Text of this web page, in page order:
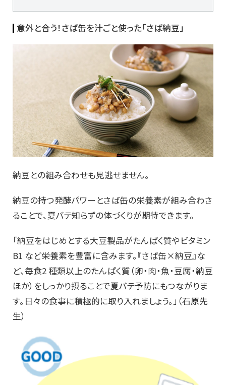
意外と合う！さば缶を汁ごと使った「さば納豆」
納豆との組み合わせも見逃せません。
納豆の持つ発酵パワーとさば缶の栄養素が組み合わさ
ることで、夏バテ知らずの体づくりが期待できます。
「納豆をはじめとする大豆製品がたんぱく質やビタミン
B1 など栄養素を豊富に含みます。『さば缶×納豆』な
ど、毎食2 種類以上のたんぱく質（卵・肉・魚・豆腐・納豆
ほか）をしっかり摂ることで夏バテ予防にもつながりま
す。日々の食事に積極的に取り入れましょう。」（石原先
生）